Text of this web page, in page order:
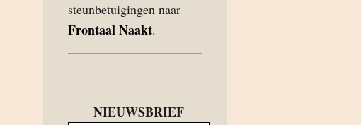
steunbetuigingen naar
Frontaal Naakt.
NIEUWSBRIEF